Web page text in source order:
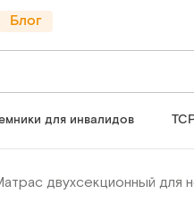
Блог
для инвалидов
двухсекционный для